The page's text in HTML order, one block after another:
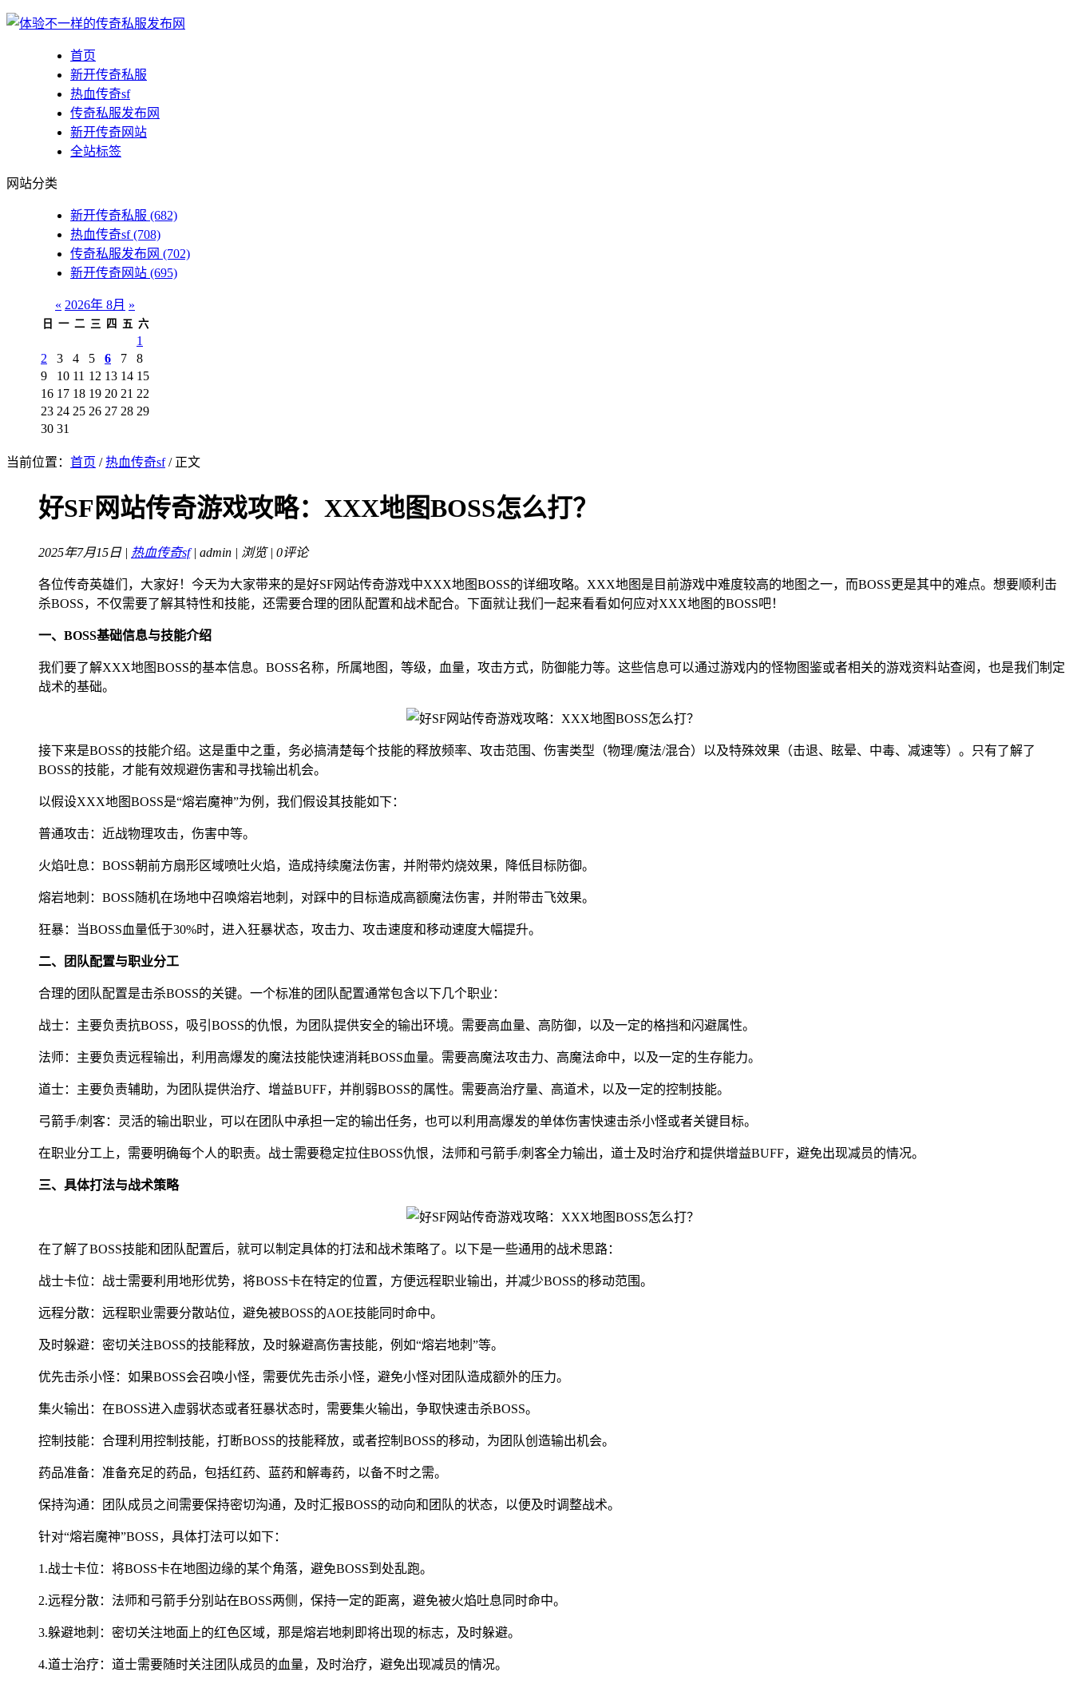
首页
新开传奇私服
热血传奇sf
传奇私服发布网
新开传奇网站
全站标签
网站分类
新开传奇私服 (682)
热血传奇sf(708)
传奇私服发布网 (702)
新开传奇网站 (695)
« 2026年 8月 »
日 一 二 三 四 五 六
1
2
3 4 5 6 7
8
9
10 11 12 13 14 15
16 17 18 19 20 21 22
23 24 25 26 27 28 29
30 31
当前位置： 首页 /热血传奇sf/ 正文
好SF网站传奇游戏攻略：XXX地图BOSS怎么打？
2025年7月15日 | 热血传奇sf| admin | 浏览 | 0评论
各位传奇英雄们，大家好！今天为大家带来的是好SF网站传奇游戏中XXX地图BOSS的详细攻略。XXX地图是目前游戏中难度较高的地图之一，而BOSS更是其中的难点。想要顺利击
杀BOSS，不仅需要了解其特性和技能，还需要合理的团队配置和战术配合。下面就让我们一起来看看如何应对XXX地图的BOSS吧！
一、BOSS基础信息与技能介绍
我们要了解XXX地图BOSS的基本信息。BOSS名称，所属地图，等级，血量，攻击方式，防御能力等。这些信息可以通过游戏内的怪物图鉴或者相关的游戏资料站查阅，也是我们制定
战术的基础。
接下来是BOSS的技能介绍。这是重中之重，务必搞清楚每个技能的释放频率、攻击范围、伤害类型（物理/魔法/混合）以及特殊效果（击退、眩晕、中毒、减速等）。只有了解了
BOSS的技能，才能有效规避伤害和寻找输出机会。
以假设XXX地图BOSS是“熔岩魔神”为例，我们假设其技能如下：
普通攻击：近战物理攻击，伤害中等。
火焰吐息：BOSS朝前方扇形区域喷吐火焰，造成持续魔法伤害，并附带灼烧效果，降低目标防御。
熔岩地刺：BOSS随机在场地中召唤熔岩地刺，对踩中的目标造成高额魔法伤害，并附带击飞效果。
狂暴：当BOSS血量低于30%时，进入狂暴状态，攻击力、攻击速度和移动速度大幅提升。
二、团队配置与职业分工
合理的团队配置是击杀BOSS的关键。一个标准的团队配置通常包含以下几个职业：
战士：主要负责抗BOSS，吸引BOSS的仇恨，为团队提供安全的输出环境。需要高血量、高防御，以及一定的格挡和闪避属性。
法师：主要负责远程输出，利用高爆发的魔法技能快速消耗BOSS血量。需要高魔法攻击力、高魔法命中，以及一定的生存能力。
道士：主要负责辅助，为团队提供治疗、增益BUFF，并削弱BOSS的属性。需要高治疗量、高道术，以及一定的控制技能。
弓箭手/刺客：灵活的输出职业，可以在团队中承担一定的输出任务，也可以利用高爆发的单体伤害快速击杀小怪或者关键目标。
在职业分工上，需要明确每个人的职责。战士需要稳定拉住BOSS仇恨，法师和弓箭手/刺客全力输出，道士及时治疗和提供增益BUFF，避免出现减员的情况。
三、具体打法与战术策略
在了解了BOSS技能和团队配置后，就可以制定具体的打法和战术策略了。以下是一些通用的战术思路：
战士卡位：战士需要利用地形优势，将BOSS卡在特定的位置，方便远程职业输出，并减少BOSS的移动范围。
远程分散：远程职业需要分散站位，避免被BOSS的AOE技能同时命中。
及时躲避：密切关注BOSS的技能释放，及时躲避高伤害技能，例如“熔岩地刺”等。
优先击杀小怪：如果BOSS会召唤小怪，需要优先击杀小怪，避免小怪对团队造成额外的压力。
集火输出：在BOSS进入虚弱状态或者狂暴状态时，需要集火输出，争取快速击杀BOSS。
控制技能：合理利用控制技能，打断BOSS的技能释放，或者控制BOSS的移动，为团队创造输出机会。
药品准备：准备充足的药品，包括红药、蓝药和解毒药，以备不时之需。
保持沟通：团队成员之间需要保持密切沟通，及时汇报BOSS的动向和团队的状态，以便及时调整战术。
针对“熔岩魔神”BOSS，具体打法可以如下：
1.战士卡位：将BOSS卡在地图边缘的某个角落，避免BOSS到处乱跑。
2.远程分散：法师和弓箭手分别站在BOSS两侧，保持一定的距离，避免被火焰吐息同时命中。
3.躲避地刺：密切关注地面上的红色区域，那是熔岩地刺即将出现的标志，及时躲避。
4.道士治疗：道士需要随时关注团队成员的血量，及时治疗，避免出现减员的情况。